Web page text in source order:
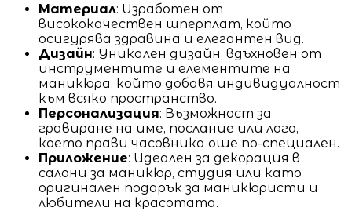
Материал: Изработен от
висококачествен шперплат, който
осигурява здравина и елегантен вид.
Дизайн: Уникален дизайн, вдъхновен от
инструментите и елементите на
маникюра, който добавя индивидуалност
към всяко пространство.
Персонализация: Възможност за
гравиране на име, послание или лого,
което прави часовника още по-специален.
Приложение: Идеален за декорация в
салони за маникюр, студия или като
оригинален подарък за маникюристи и
любители на красотата.